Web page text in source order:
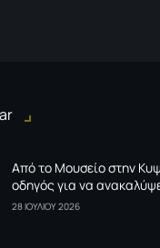
Από το Μουσείο στην
οδηγός για να
28 ΙΟΥΛΙΟΥ 2026